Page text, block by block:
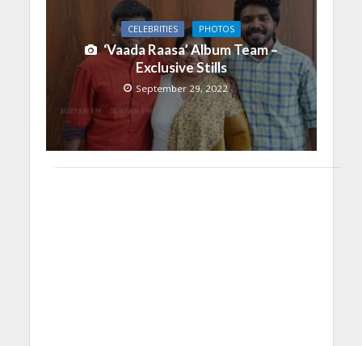
CELEBRITIES PHOTOS
‘Vaada Raasa’ Album Team –
Exclusive Stills
September 29, 2022